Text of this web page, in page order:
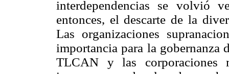
interdependencias se volvió
entonces, el descarte de la
Las organizaciones
importancia para la
TLCAN y las corporaciones